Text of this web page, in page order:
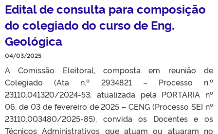
Edital de consulta para composição
do colegiado do curso de Eng.
Geológica
04/03/2025
A Comissão Eleitoral, composta em reunião de
Colegiado (Ata n.º 2934821 – Processo n.º
23110.041320/2024-53, atualizada pela PORTARIA nº
06, de 03 de fevereiro de 2025 – CENG (Processo SEI nº
23110.003480/2025-85), convida os Docentes e os
Técnicos Administrativos que atuam ou atuaram no